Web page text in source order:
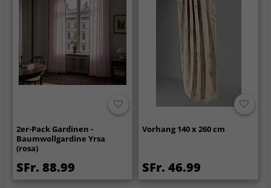
2er-Pack Gardinen -
Baumwollgardine Yrsa
(rosa)
SFr. 88.99
Vorhang 140 x 260 cm
SFr. 46.99